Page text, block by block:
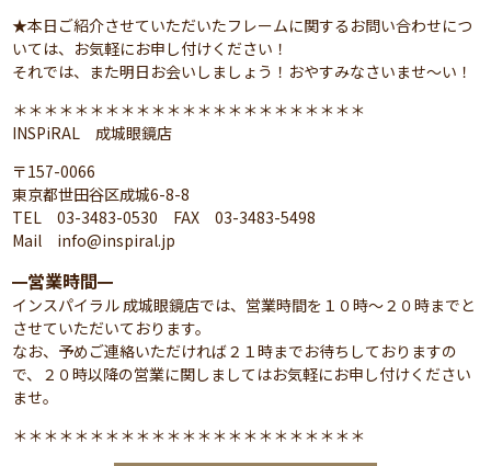
★本日ご紹介させていただいたフレームに関するお問い合わせにつ
いては、お気軽にお申し付けください！
それでは、また明日お会いしましょう！おやすみなさいませ～い！
＊＊＊＊＊＊＊＊＊＊＊＊＊＊＊＊＊＊＊＊＊＊＊
INSPiRAL 成城眼鏡店
〒157-0066
東京都世田谷区成城6-8-8
TEL 03-3483-0530 FAX 03-3483-5498
Mail info@inspiral.jp
━営業時間━
インスパイラル 成城眼鏡店では、営業時間を１０時～２０時までと
させていただいております。
なお、予めご連絡いただければ２１時までお待ちしておりますの
で、２０時以降の営業に関しましてはお気軽にお申し付けください
ませ。
＊＊＊＊＊＊＊＊＊＊＊＊＊＊＊＊＊＊＊＊＊＊＊